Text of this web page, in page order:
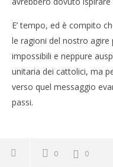
E’ tempo, ed è compito
le ragioni del nostro
impossibili e neppure
unitaria dei cattolici, ma
verso quel messaggio
passi.
0 0